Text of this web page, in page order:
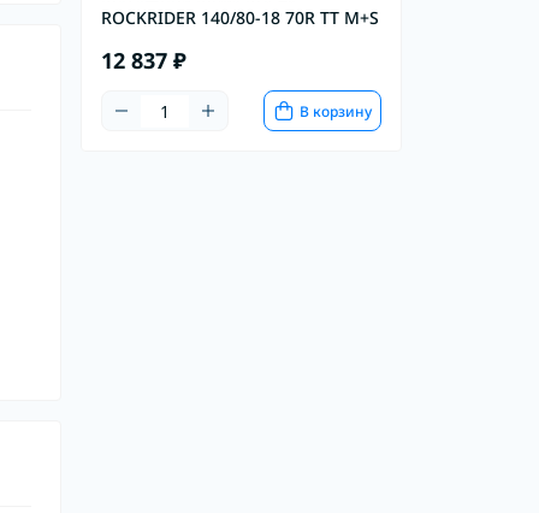
ROCKRIDER 140/80-18 70R TT M+S
12 837 ₽
В корзину